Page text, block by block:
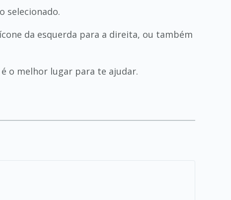
selecionado.
da esquerda para a direita, ou também
o melhor lugar para te ajudar.